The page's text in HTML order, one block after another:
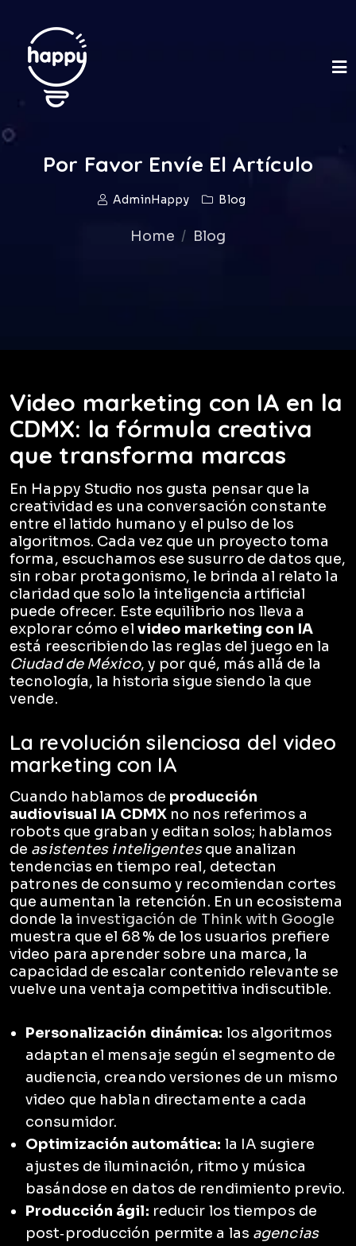
Por Favor Envíe El Artículo
AdminHappy Blog
Home Blog
Video marketing con IA en la
CDMX: la fórmula creativa
que transforma marcas
En Happy Studio nos gusta pensar que la
creatividad es una conversación constante
entre el latido humano y el pulso de los
algoritmos. Cada vez que un proyecto toma
forma, escuchamos ese susurro de datos que,
sin robar protagonismo, le brinda al relato la
claridad que solo la inteligencia artificial
puede ofrecer. Este equilibrio nos lleva a
explorar cómo el video marketing con IA
está reescribiendo las reglas del juego en la
Ciudad de México, y por qué, más allá de la
tecnología, la historia sigue siendo la que
vende.
La revolución silenciosa del video
marketing con IA
Cuando hablamos de producción
audiovisual IA CDMXno nos referimos a
robots que graban y editan solos; hablamos
de asistentes inteligentesque analizan
tendencias en tiempo real, detectan
patrones de consumo y recomiendan cortes
que aumentan la retención. En un ecosistema
donde la investigación de Think with Google
muestra que el 68 % de los usuarios prefiere
video para aprender sobre una marca, la
capacidad de escalar contenido relevante se
vuelve una ventaja competitiva indiscutible.
Personalización dinámica: los algoritmos
adaptan el mensaje según el segmento de
audiencia, creando versiones de un mismo
video que hablan directamente a cada
consumidor.
Optimización automática: la IA sugiere
ajustes de iluminación, ritmo y música
basándose en datos de rendimiento previo.
Producción ágil: reducir los tiempos de
post‑producción permite a las agencias